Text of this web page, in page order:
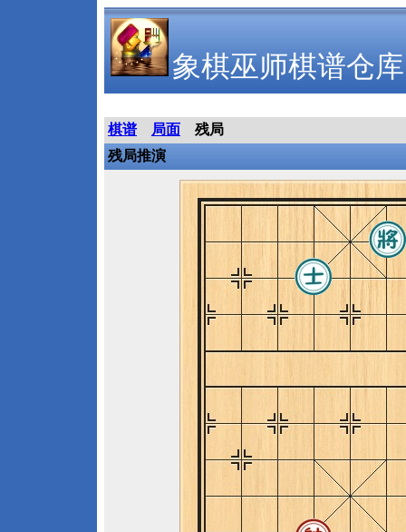
象棋巫师棋谱仓库
棋谱 局面
残局
残局推演